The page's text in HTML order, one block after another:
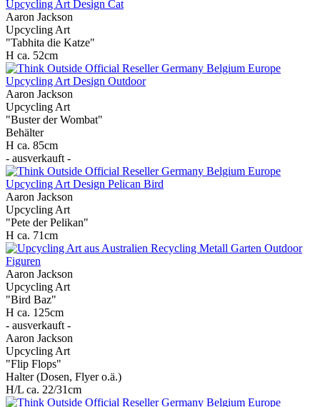
Aaron Jackson
Upcycling Art
"Tabhita die Katze"
H ca. 52cm
Aaron Jackson
Upcycling Art
"Buster der Wombat"
Behälter
H ca. 85cm
- ausverkauft -
Aaron Jackson
Upcycling Art
"Pete der Pelikan"
H ca. 71cm
Aaron Jackson
Upcycling Art
"Bird Baz"
H ca. 125cm
- ausverkauft -
Aaron Jackson
Upcycling Art
"Flip Flops"
Halter (Dosen, Flyer o.ä.)
H/L ca. 22/31cm